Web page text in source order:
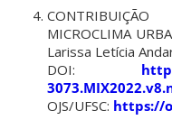
MICROCLIMA
Larissa Letícia
DOI:
OJS/UFSC: https://